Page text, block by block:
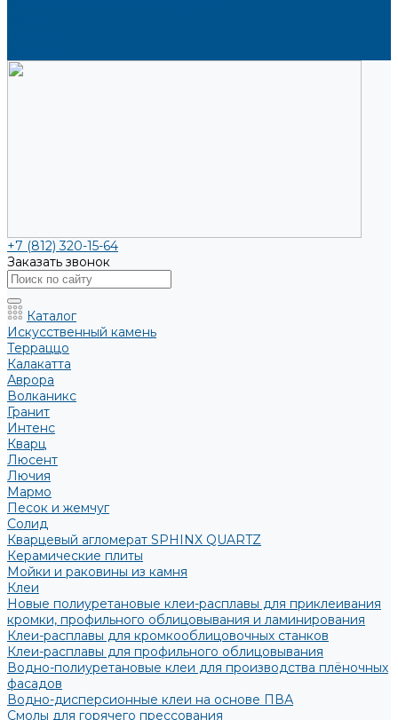
+7 (812) 320-15-64
Заказать звонок
Каталог
Искусственный камень
Терраццо
Калакатта
Аврора
Волканикс
Гранит
Интенс
Кварц
Люсент
Лючия
Мармо
Песок и жемчуг
Солид
Кварцевый агломерат SPHINX QUARTZ
Керамические плиты
Мойки и раковины из камня
Клеи
Новые полиуретановые клеи-расплавы для приклеивания
кромки, профильного облицовывания и ламинирования
Клеи-расплавы для кромкооблицовочных станков
Клеи-расплавы для профильного облицовывания
Водно-полиуретановые клеи для производства плёночных
фасадов
Водно-дисперсионные клеи на основе ПВА
Смолы для горячего прессования